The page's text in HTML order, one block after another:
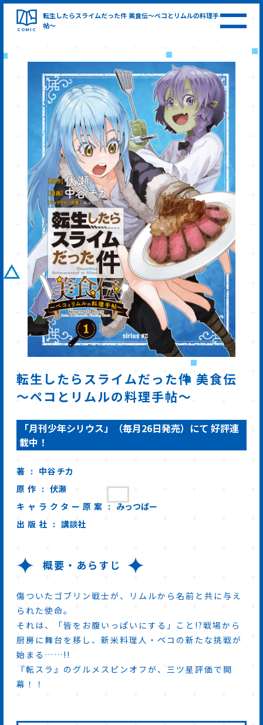
COMIC
転生したらスライムだった件美食伝～ペコとリムルの料理手
帖～
転生したらスライムだった件 美食伝
～ペコとリムルの料理手帖～
「月刊少年シリウス」（毎月26日発売）にて 好評連
載中！
著
中谷 チカ
原作
伏瀬
キャラクター原案
みっつばー
出版社
講談社
概要・あらすじ
傷ついたゴブリン戦士が、リムルから名前と共に与え
られた使命。
それは、「皆をお腹いっぱいにする」こと!?戦場から
厨房に舞台を移し、新米料理人・ペコの新たな挑戦が
始まる……!!
『転スラ』のグルメスピンオフが、三ツ星評価で開
幕！！